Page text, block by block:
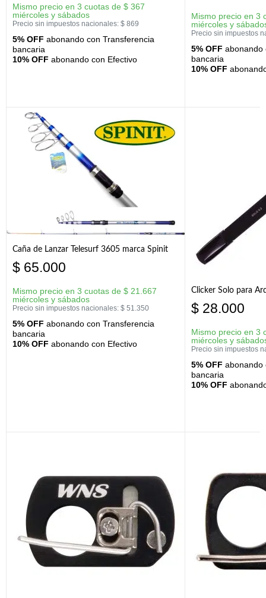
Mismo precio en 3 cuotas de $ 367
miércoles y sábados
Precio sin impuestos nacionales: $ 869
5% OFF abonando con Transferencia
bancaria
10% OFF abonando con Efectivo
Mismo precio en 3
miércoles y
Precio sin impuestos
5% OFF abonando
bancaria
10% OFF
Caña de Lanzar Telesurf 3605 marca Spinit
$ 65.000
Mismo precio en 3 cuotas de $ 21.667
miércoles y sábados
Precio sin impuestos nacionales: $ 51.350
5% OFF abonando con Transferencia
bancaria
10% OFF abonando con Efectivo
Clicker Solo para
$ 28.000
Mismo precio en 3
miércoles y
Precio sin impuestos
5% OFF abonando
bancaria
10% OFF